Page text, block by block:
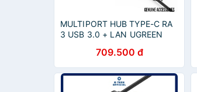
MULTIPORT HUB TYPE-C RA
3 USB 3.0 + LAN UGREEN
C RA 3 USB 3.0 + LAN KÈM
NGUỒN UGREEN 60718
709.500 đ